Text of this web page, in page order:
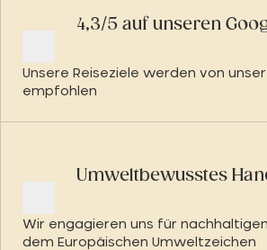
4,3/5 auf unseren
Unsere Reiseziele werden von
empfohlen
Umweltbewusstes
Wir engagieren uns für
dem Europäischen Umweltzeichen